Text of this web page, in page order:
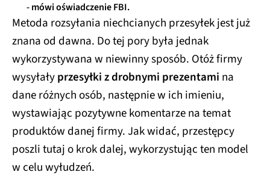
- mówi oświadczenie FBI.
Metoda rozsyłania niechcianych przesyłek jest już
znana od dawna. Do tej pory była jednak
wykorzystywana w niewinny sposób. Otóż firmy
wysyłałyprzesyłki z drobnymi prezentami na
dane różnych osób, następnie w ich imieniu,
wystawiając pozytywne komentarze na temat
produktów danej firmy. Jak widać, przestępcy
poszli tutaj o krok dalej, wykorzystując ten model
w celu wyłudzeń.